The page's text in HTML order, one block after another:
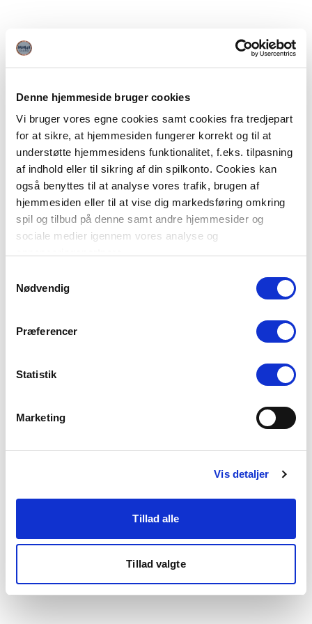
Denne hjemmeside bruger cookies
Vi bruger vores egne cookies samt cookies fra tredjepart
for at sikre, at hjemmesiden fungerer korrekt og til at
understøtte hjemmesidens funktionalitet, f.eks. tilpasning
af indhold eller til sikring af din spilkonto. Cookies kan
også benyttes til at analyse vores trafik, brugen af
hjemmesiden eller til at vise dig markedsføring omkring
spil og tilbud på denne samt andre hjemmesider og
sociale medier igennem vores analyse og
Du kan læse mere om vores brug af cookies under
"Detaljer" eller ved at klikke videre til vores Cookiepolitik,
Nødvendig
Præferencer
Statistik
Marketing
Vis detaljer
Tillad alle
Tillad valgte